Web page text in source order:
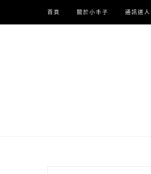
首頁 關於小丰子 通訊達人